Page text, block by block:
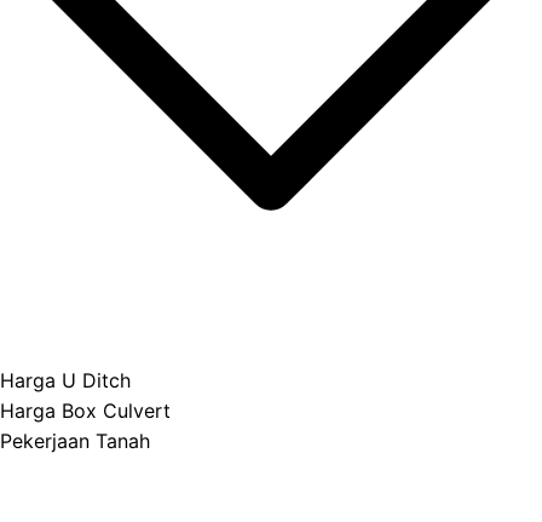
Harga U Ditch
Harga Box Culvert
Pekerjaan Tanah